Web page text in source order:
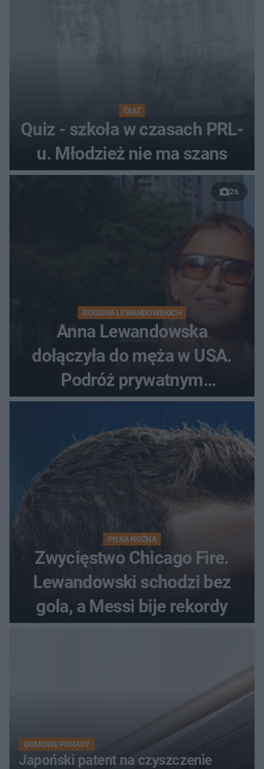
QUIZ
Quiz - szkoła w czasach PRL-
u. Młodzież nie ma szans
26
RODZINA LEWANDOWSKICH
Anna Lewandowska
dołączyła do męża w USA.
Podróż prywatnym
odrzutowcem to dopiero
początek!
PIŁKA NOŻNA
Zwycięstwo Chicago Fire.
Lewandowski schodzi bez
gola, a Messi bije rekordy
DOMOWE PORADY
Japoński patent na czyszczenie